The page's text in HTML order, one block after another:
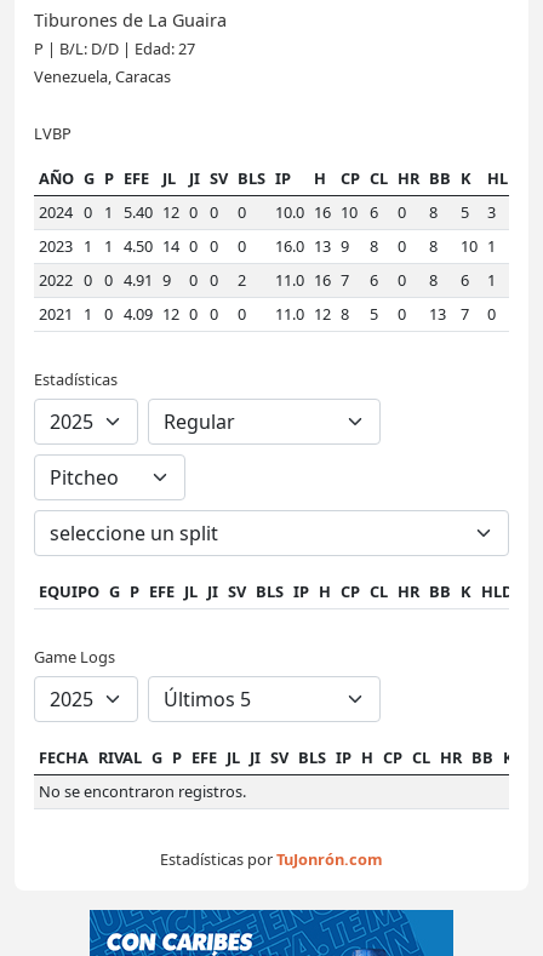
Tiburones de La Guaira
P | B/L: D/D | Edad: 27
Venezuela, Caracas
LVBP
AÑO G P EFE JL JI SV BLS IP H CP CL HR BB K HLD
2024 0 1 5.40 12 0 0 0 10.0 16 10 6 0 8 5 3
2023 1 1 4.50 14 0 0 0 16.0 13 9 8 0 8 10 1
2022 0 0 4.91 9 0 0 2 11.0 16 7 6 0 8 6 1
2021
1 0 4.09 12 0 0 0 11.0 12 8 5 0 13 7 0
Estadísticas
EQUIPO G P EFE JL JI SV BLS IP H CP CL HR BB K HLD
Game Logs
FECHA RIVAL G P EFE JL JI SV BLS IP H CP CL HR BB K
No se encontraron registros.
Estadísticas porTuJonrón.com